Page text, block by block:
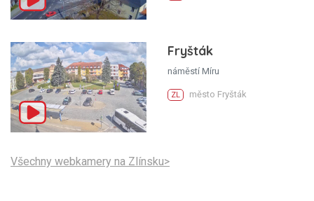
Fryšták
náměstí Míru
ZL město Fryšták
Všechny webkamery na Zlínsku>